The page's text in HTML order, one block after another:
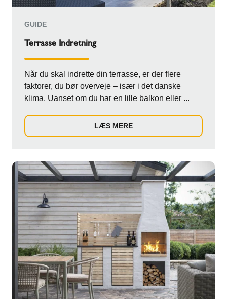
GUIDE
Terrasse Indretning
Når du skal indrette din terrasse, er der flere
faktorer, du bør overveje – især i det danske
klima. Uanset om du har en lille balkon eller ...
LÆS MERE